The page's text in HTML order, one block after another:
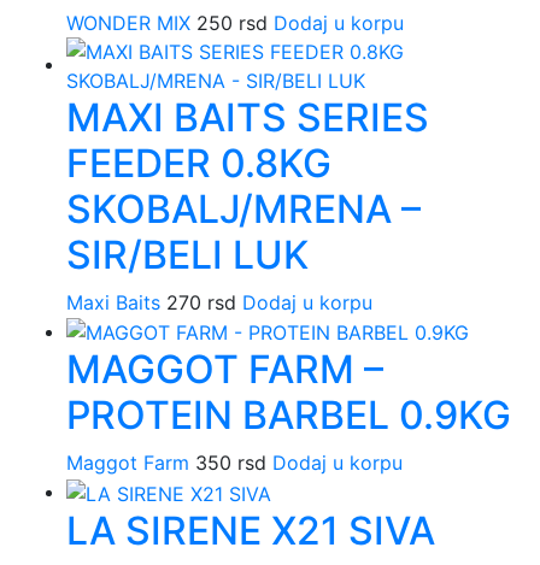
WONDER MIX 250 rsd Dodaj u korpu
MAXI BAITS SERIES
FEEDER 0.8KG
SKOBALJ/MRENA –
SIR/BELI LUK
Maxi Baits 270 rsd Dodaj u korpu
MAGGOT FARM –
PROTEIN BARBEL 0.9KG
Maggot Farm 350 rsd Dodaj u korpu
LA SIRENE X21 SIVA